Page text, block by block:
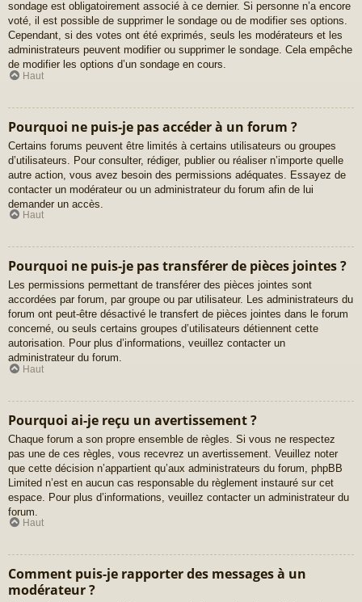
sondage est obligatoirement associé à ce dernier. Si personne n’a encore
voté, il est possible de supprimer le sondage ou de modifier ses options.
Cependant, si des votes ont été exprimés, seuls les modérateurs et les
administrateurs peuvent modifier ou supprimer le sondage. Cela empêche
de modifier les options d’un sondage en cours.
Haut
Pourquoi ne puis-je pas accéder à un forum ?
Certains forums peuvent être limités à certains utilisateurs ou groupes
d’utilisateurs. Pour consulter, rédiger, publier ou réaliser n’importe quelle
autre action, vous avez besoin des permissions adéquates. Essayez de
contacter un modérateur ou un administrateur du forum afin de lui
demander un accès.
Haut
Pourquoi ne puis-je pas transférer de pièces jointes ?
Les permissions permettant de transférer des pièces jointes sont
accordées par forum, par groupe ou par utilisateur. Les administrateurs du
forum ont peut-être désactivé le transfert de pièces jointes dans le forum
concerné, ou seuls certains groupes d’utilisateurs détiennent cette
autorisation. Pour plus d’informations, veuillez contacter un
administrateur du forum.
Haut
Pourquoi ai-je reçu un avertissement ?
Chaque forum a son propre ensemble de règles. Si vous ne respectez
pas une de ces règles, vous recevrez un avertissement. Veuillez noter
que cette décision n’appartient qu’aux administrateurs du forum, phpBB
Limited n’est en aucun cas responsable du règlement instauré sur cet
espace. Pour plus d’informations, veuillez contacter un administrateur du
forum.
Haut
Comment puis-je rapporter des messages à un
modérateur ?